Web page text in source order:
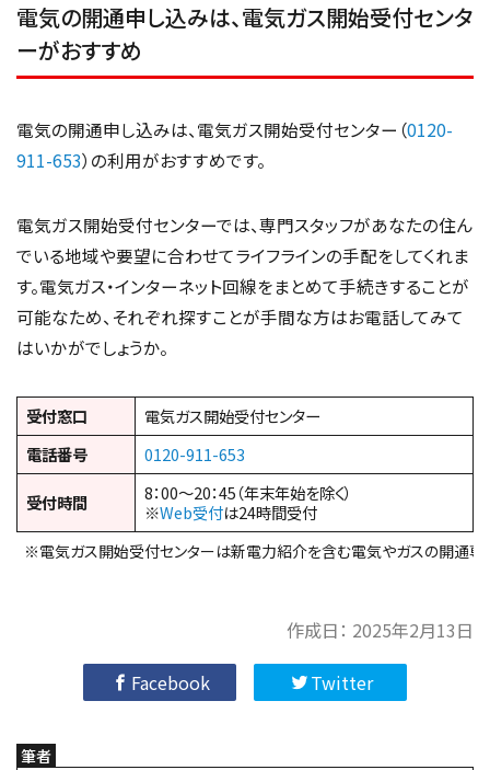
電気の開通申し込みは、電気ガス開始受付センタ
ーがおすすめ
電気の開通申し込みは、電気ガス開始受付センター（0120-
911-653）の利用がおすすめです。
電気ガス開始受付センターでは、専門スタッフがあなたの住ん
でいる地域や要望に合わせてライフラインの手配をしてくれま
す。電気ガス・インターネット回線をまとめて手続きすることが
可能なため、それぞれ探すことが手間な方はお電話してみて
はいかがでしょうか。
受付窓口
電気ガス開始受付センター
電話番号
0120-911-653
受付時間
8：00～20：45（年末年始を除く）
※Web受付は24時間受付
※電気ガス開始受付センターは新電力紹介を含む電気やガスの開通専
作成日： 2025年2月13日
Facebook
Twitter
筆者